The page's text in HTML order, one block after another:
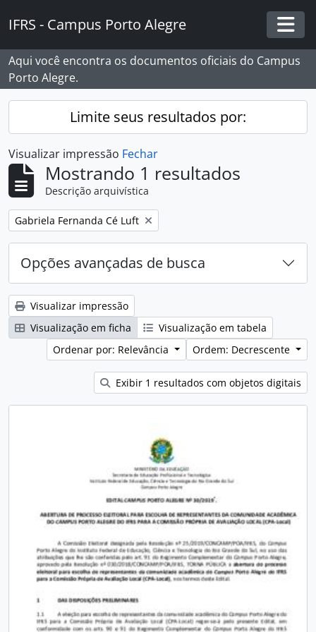
IFRS - Campus Porto Alegre
Aqui você encontra os documentos oficiais do Campus
Porto Alegre.
Limite seus resultados por:
Visualizar impressão Fechar
Mostrando 1 resultados
Descrição arquivística
Remover filtro:
Gabriela Fernanda Cé Luft
Opções avançadas de busca
Visualizar impressão
Visualização em ficha
Visualização em tabela
Ordenar por: Relevância
Ordem: Decrescente
Exibir 1 resultados com objetos digitais